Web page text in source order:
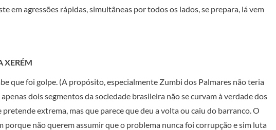
em agressões rápidas, simultâneas por todos os lados, se prepara, lá vem
XERÉM
que foi golpe. (A propósito, especialmente Zumbi dos Palmares não teria
dois segmentos da sociedade brasileira não se curvam à verdade dos
extrema, mas que parece que deu a volta ou caiu do barranco. O
porque não querem assumir que o problema nunca foi corrupção e sim luta